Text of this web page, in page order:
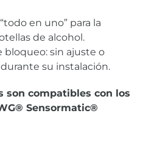
en uno” para la
de alcohol.
bloqueo: sin ajuste o
su instalación.
son compatibles con los
Sensormatic®